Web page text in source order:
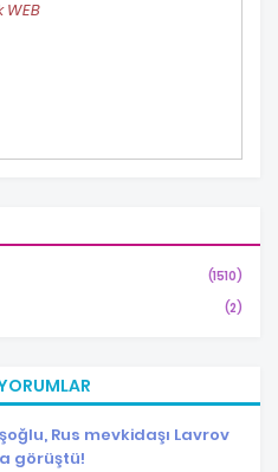
WEB
(1510)
(2)
Rus mevkidaşı Lavrov
görüştü!